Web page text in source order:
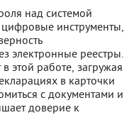
над системой
цифровые инструменты,
электронные реестры.
этой работе, загружая
в карточки
с документами и
доверие к